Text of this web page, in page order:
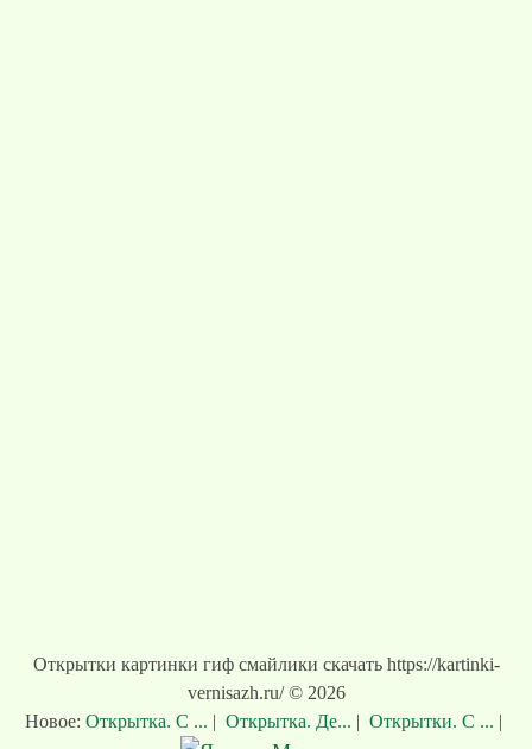
Открытки картинки гиф смайлики скачать https://kartinki-
vernisazh.ru/ © 2026
Новое: Открытка. С ... | Открытка. Де... | Открытки. С ... |